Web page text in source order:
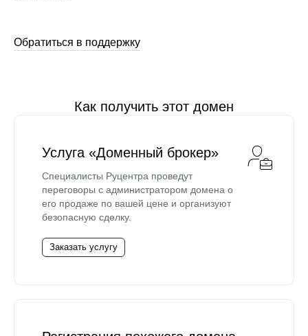
Обратиться в поддержку
Как получить этот домен
Услуга «Доменный брокер»
Специалисты Руцентра проведут
переговоры с администратором домена о
его продаже по вашей цене и организуют
безопасную сделку.
Заказать услугу